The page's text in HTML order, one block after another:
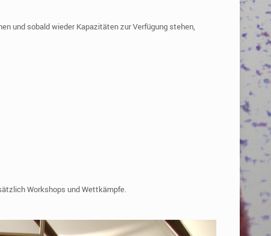
und sobald wieder Kapazitäten zur Verfügung stehen,
Workshops und Wettkämpfe.